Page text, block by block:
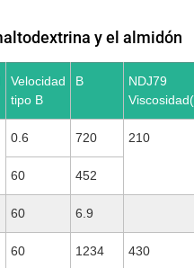
y el almidón
Velocidad
tipo B
B
NDJ79
0.6 720 210
60 452
60 6.9
60 1234 430